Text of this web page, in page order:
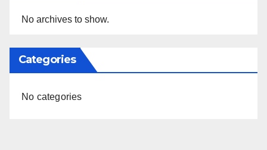
No archives to show.
Categories
No categories